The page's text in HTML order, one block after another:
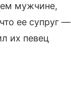
мужчине,
ее супруг —
их певец